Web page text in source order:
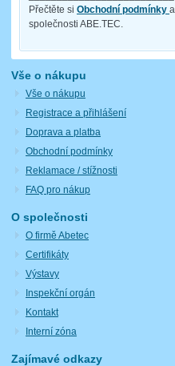
Přečtěte si Obchodní podmínky a
společnosti ABE.TEC.
Vše o nákupu
Vše o nákupu
Registrace a přihlášení
Doprava a platba
Obchodní podmínky
Reklamace / stížnosti
FAQ pro nákup
O společnosti
O firmě Abetec
Certifikáty
Výstavy
Inspekční orgán
Kontakt
Interní zóna
Zajímavé odkazy